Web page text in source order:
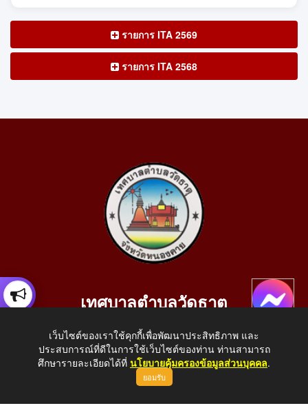
รายการ ITA 2569
รายการ ITA 2568
เทศบาลตำบลวัดธาตุ
อ.เมือง จ.หนองคาย 43000
โทรศัพท์: 042-414758 โทรสาร: 042-414759
E-Mail: saraban_05430110@dla.go.th
เว็บไซต์ของเราใช้คุกกี้เพื่อพัฒนาประสิทธิภาพ และ
ประสบการณ์ที่ดีในการใช้เว็บไซต์ของท่าน ท่านสามารถ
ศึกษารายละเอียดได้ที่ นโยบายคุ้มครองข้อมูลส่วนบุคคล.
ยอมรับ